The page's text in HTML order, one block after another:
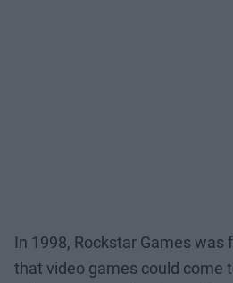
In 1998, Rockstar Games was
that video games could come